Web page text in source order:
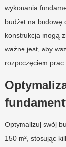
wykonania
budżet na budowę
konstrukcja mogą
ważne jest, aby
rozpoczęciem prac.
Optymalizuj swój
150 m², stosując